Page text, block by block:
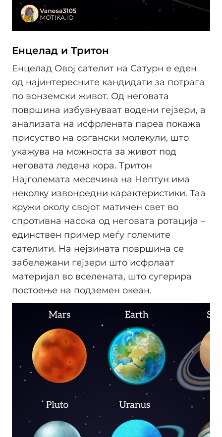
Енцелад и Тритон
Енцелад Овој сателит на Сатурн е еден
од најинтересните кандидати за потрага
по вонземски живот. Од неговата
површина избувнуваат водени гејзери, а
анализата на исфрлената пареа покажа
присуство на органски молекули, што
укажува на можноста за живот под
неговата ледена кора. Тритон
Најголемата месечина на Нептун има
неколку извонредни карактеристики. Таа
кружи околу својот матичен свет во
спротивна насока од неговата ротација –
единствен пример меѓу големите
сателити. На нејзината површина се
забележани гејзери што исфрлаат
материјал во вселената, што сугерира
постоење на подземен океан.